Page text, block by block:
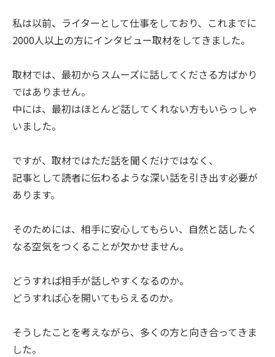
私は以前、ライターとして仕事をしており、これまでに
2000人以上の方にインタビュー取材をしてきました。
取材では、最初からスムーズに話してくださる方ばかり
ではありません。
中には、最初はほとんど話してくれない方もいらっしゃ
いました。
ですが、取材ではただ話を聞くだけではなく、
記事として読者に伝わるような深い話を引き出す必要が
あります。
そのためには、相手に安心してもらい、自然と話したく
なる空気をつくることが欠かせません。
どうすれば相手が話しやすくなるのか。
どうすれば心を開いてもらえるのか。
そうしたことを考えながら、多くの方と向き合ってきま
した。